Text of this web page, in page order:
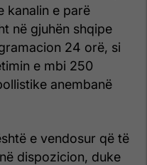
kanalin e parë
në gjuhën shqipe
24 orë, si
e mbi 250
anembanë
e vendosur që të
dispozicion, duke